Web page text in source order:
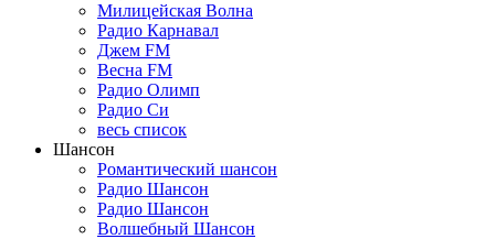
Милицейская Волна
Радио Карнавал
Джем FM
Весна FM
Радио Олимп
Радио Си
весь список
Шансон
Романтический шансон
Радио Шансон
Радио Шансон
Волшебный Шансон